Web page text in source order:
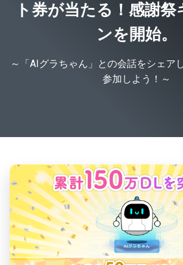
ト券が当たる！感謝
ンを開始。
～「AIグラちゃん」との会話をシェア
参加しよう！～